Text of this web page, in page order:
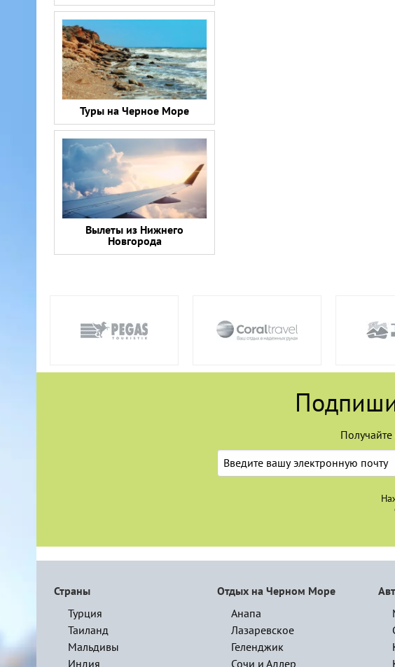
Туры на Черное Море
Вылеты из Нижнего
Новгорода
Страны
Турция
Таиланд
Мальдивы
Индия
Отдых на Черном Море
Анапа
Лазаревское
Геленджик
Сочи и Адлер